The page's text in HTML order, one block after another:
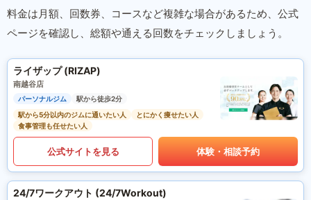
料金は月額、回数券、コースなど複雑な場合があるため、公式
ページを確認し、総額や通える回数をチェックしましょう。
ライザップ (RIZAP)
南越谷店
パーソナルジム
駅から徒歩2分
駅から5分以内のジムに通いたい人
とにかく痩せたい人
食事管理も任せたい人
公式サイトを見る 体験・相談予約
24/7ワークアウト (24/7Workout)